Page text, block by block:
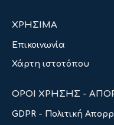
ΧΡΗΣΙΜΑ
Επικοινωνία
Χάρτη ιστοτόπου
ΟΡΟΙ ΧΡΗΣΗΣ -
GDPR - Πολιτική